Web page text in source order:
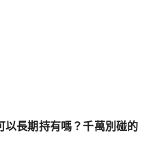
長期持有嗎？千萬別碰的